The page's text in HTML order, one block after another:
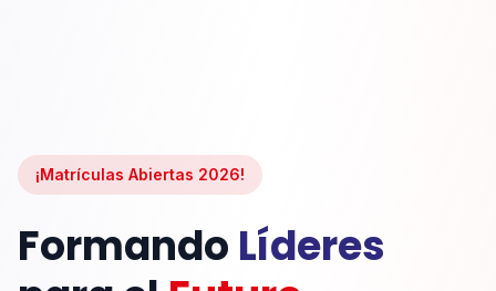
¡Matrículas Abiertas 2026!
Formando Líderes